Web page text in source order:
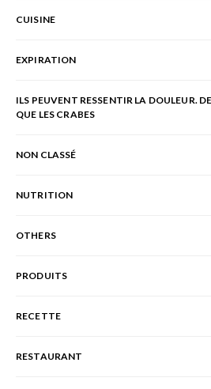
CUISINE
EXPIRATION
ILS PEUVENT RESSENTIR LA DOULEUR.
QUE LES CRABES
NON CLASSÉ
NUTRITION
OTHERS
PRODUITS
RECETTE
RESTAURANT